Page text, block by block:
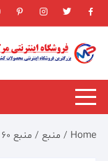
Skip
to
content
Home
/ منبع / منبع ۶۰ / ۸۰ / ۱۰۰ لیتری واتس (Swates)